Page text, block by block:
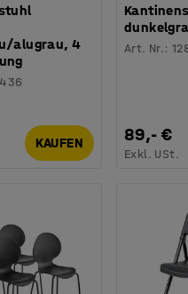
alugrau, 4
KAUFEN
Art. Nr.:
89,- €
Exkl. USt.